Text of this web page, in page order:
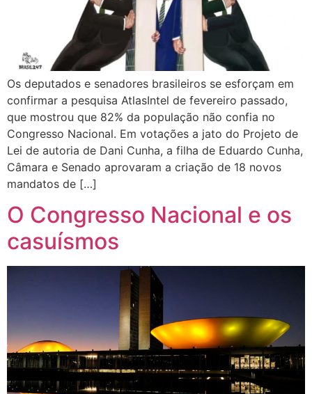
Os deputados e senadores brasileiros se esforçam em
confirmar a pesquisa AtlasIntel de fevereiro passado,
que mostrou que 82% da população não confia no
Congresso Nacional. Em votações a jato do Projeto de
Lei de autoria de Dani Cunha, a filha de Eduardo Cunha,
Câmara e Senado aprovaram a criação de 18 novos
mandatos de […]
O Congresso Nacional e os
casuísmos